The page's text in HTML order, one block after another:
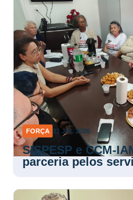
FORÇA 31 JUL 2026
SISPESP e CCM-
parceria pelos